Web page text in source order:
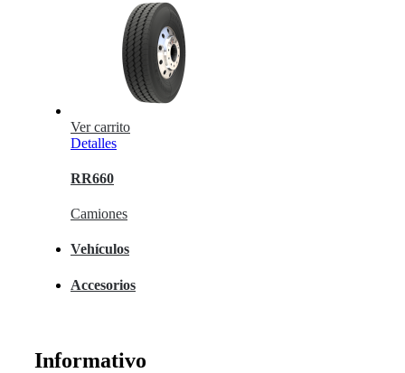
Ver carrito
Detalles
RR660
Camiones
Vehículos
Accesorios
Informativo